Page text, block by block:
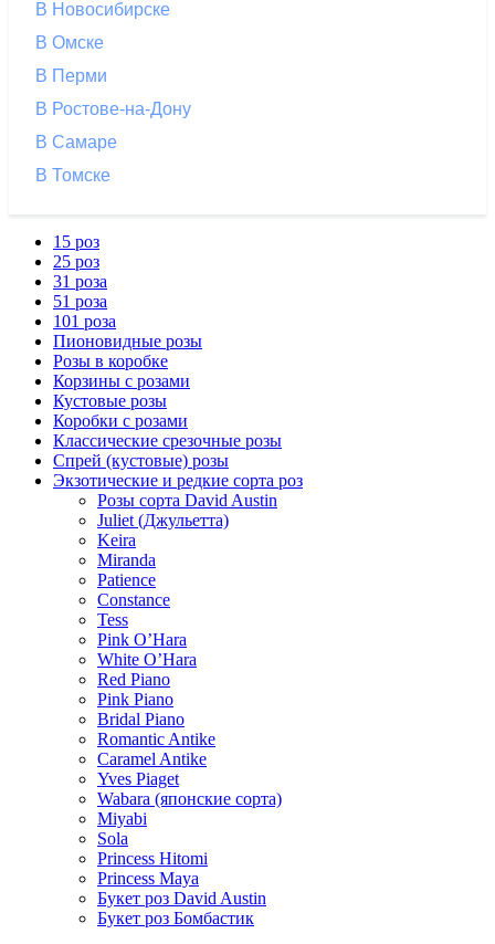
В Новосибирске
В Омске
В Перми
В Ростове-на-Дону
В Самаре
В Томске
15 роз
25 роз
31 роза
51 роза
101 роза
Пионовидные розы
Розы в коробке
Корзины с розами
Кустовые розы
Коробки с розами
Классические срезочные розы
Спрей (кустовые) розы
Экзотические и редкие сорта роз
Розы сорта David Austin
Juliet (Джульетта)
Keira
Miranda
Patience
Constance
Tess
Pink O’Hara
White O’Hara
Red Piano
Pink Piano
Bridal Piano
Romantic Antike
Caramel Antike
Yves Piaget
Wabara (японские сорта)
Miyabi
Sola
Princess Hitomi
Princess Maya
Букет роз David Austin
Букет роз Бомбастик